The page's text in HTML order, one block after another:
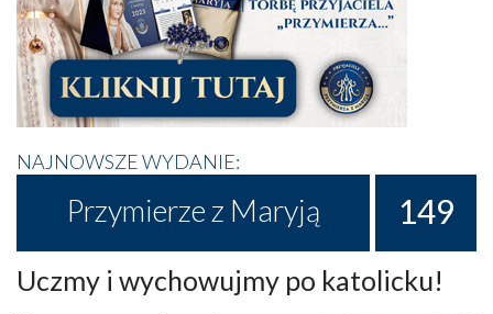
NAJNOWSZE WYDANIE:
Przymierze z Maryją 149
Uczmy i wychowujmy po katolicku!